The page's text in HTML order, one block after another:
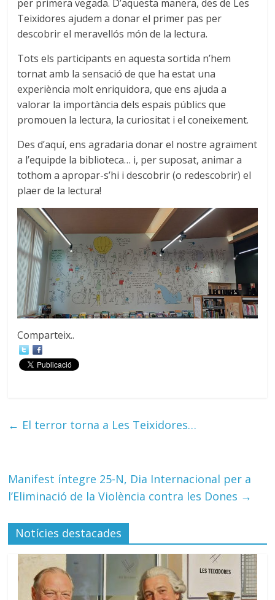
per primera vegada. D’aquesta manera, des de Les
Teixidores ajudem a donar el primer pas per
descobrir el meravellós món de la lectura.
Tots els participants en aquesta sortida n’hem
tornat amb la sensació de que ha estat una
experiència molt enriquidora, que ens ajuda a
valorar la importància dels espais públics que
promouen la lectura, la curiositat i el coneixement.
Des d’aquí, ens agradaria donar el nostre agraïment
a l’equipde la biblioteca… i, per suposat, animar a
tothom a apropar-s’hi i descobrir (o redescobrir) el
plaer de la lectura!
Comparteix..
← El terror torna a Les Teixidores…
Manifest íntegre 25-N, Dia Internacional per a
l’Eliminació de la Violència contra les Dones →
Notícies destacades